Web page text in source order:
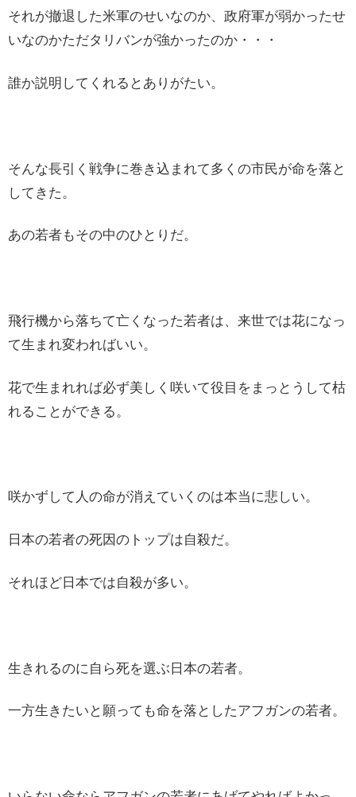
それが撤退した米軍のせいなのか、政府軍が弱かったせ
いなのかただタリバンが強かったのか・・・
誰か説明してくれるとありがたい。
そんな長引く戦争に巻き込まれて多くの市民が命を落と
してきた。
あの若者もその中のひとりだ。
飛行機から落ちて亡くなった若者は、来世では花になっ
て生まれ変わればいい。
花で生まれれば必ず美しく咲いて役目をまっとうして枯
れることができる。
咲かずして人の命が消えていくのは本当に悲しい。
日本の若者の死因のトップは自殺だ。
それほど日本では自殺が多い。
生きれるのに自ら死を選ぶ日本の若者。
一方生きたいと願っても命を落としたアフガンの若者。